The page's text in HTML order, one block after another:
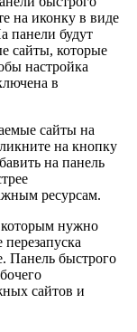
на иконку в виде
панели будут
сайты, которые
настройка
в
сайты на
на кнопку
на панель
ресурсам.
которым нужно
Панель быстрого
сайтов и